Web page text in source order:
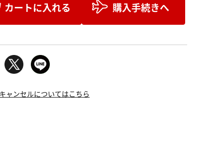
カートに入れる 購入手続きへ
ャンセルについてはこちら